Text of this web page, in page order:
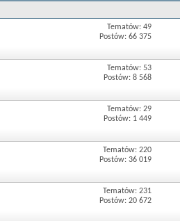
Tematów: 49
Postów: 66 375
Tematów: 53
Postów: 8 568
Tematów: 29
Postów: 1 449
Tematów: 220
Postów: 36 019
Tematów: 231
Postów: 20 672